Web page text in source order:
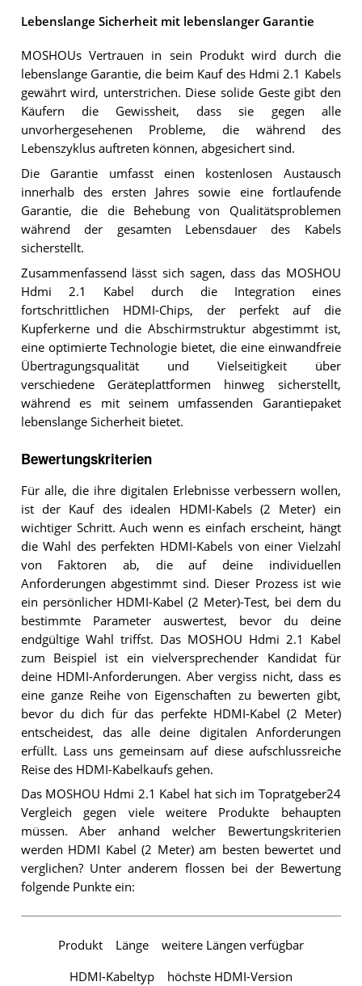
Lebenslange Sicherheit mit lebenslanger Garantie
MOSHOUs Vertrauen in sein Produkt wird durch die
lebenslange Garantie, die beim Kauf des Hdmi 2.1 Kabels
gewährt wird, unterstrichen. Diese solide Geste gibt den
Käufern die Gewissheit, dass sie gegen alle
unvorhergesehenen Probleme, die während des
Lebenszyklus auftreten können, abgesichert sind.
Die Garantie umfasst einen kostenlosen Austausch
innerhalb des ersten Jahres sowie eine fortlaufende
Garantie, die die Behebung von Qualitätsproblemen
während der gesamten Lebensdauer des Kabels
sicherstellt.
Zusammenfassend lässt sich sagen, dass das MOSHOU
Hdmi 2.1 Kabel durch die Integration eines
fortschrittlichen HDMI-Chips, der perfekt auf die
Kupferkerne und die Abschirmstruktur abgestimmt ist,
eine optimierte Technologie bietet, die eine einwandfreie
Übertragungsqualität und Vielseitigkeit über
verschiedene Geräteplattformen hinweg sicherstellt,
während es mit seinem umfassenden Garantiepaket
lebenslange Sicherheit bietet.
Bewertungskriterien
Für alle, die ihre digitalen Erlebnisse verbessern wollen,
ist der Kauf des idealen HDMI-Kabels (2 Meter) ein
wichtiger Schritt. Auch wenn es einfach erscheint, hängt
die Wahl des perfekten HDMI-Kabels von einer Vielzahl
von Faktoren ab, die auf deine individuellen
Anforderungen abgestimmt sind. Dieser Prozess ist wie
ein persönlicher HDMI-Kabel (2 Meter)-Test, bei dem du
bestimmte Parameter auswertest, bevor du deine
endgültige Wahl triffst. Das MOSHOU Hdmi 2.1 Kabel
zum Beispiel ist ein vielversprechender Kandidat für
deine HDMI-Anforderungen. Aber vergiss nicht, dass es
eine ganze Reihe von Eigenschaften zu bewerten gibt,
bevor du dich für das perfekte HDMI-Kabel (2 Meter)
entscheidest, das alle deine digitalen Anforderungen
erfüllt. Lass uns gemeinsam auf diese aufschlussreiche
Reise des HDMI-Kabelkaufs gehen.
Das MOSHOU Hdmi 2.1 Kabel hat sich im Topratgeber24
Vergleich gegen viele weitere Produkte behaupten
müssen. Aber anhand welcher Bewertungskriterien
werden HDMI Kabel (2 Meter) am besten bewertet und
verglichen? Unter anderem flossen bei der Bewertung
folgende Punkte ein:
Produkt Länge weitere Längen verfügbar
HDMI-Kabeltyp höchste HDMI-Version